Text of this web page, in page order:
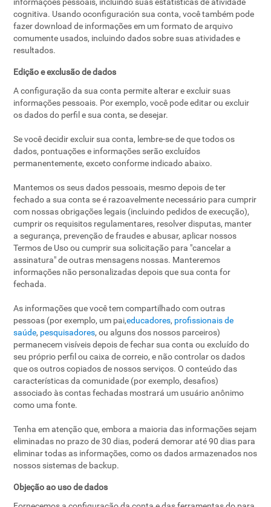
cognitiva. Usando oconfiguración sua conta, você também pode
fazer download de informações em um formato de arquivo
comumente usados, incluindo dados sobre suas atividades e
resultados.
Edição e exclusão de dados
A configuração da sua conta permite alterar e excluir suas
informações pessoais. Por exemplo, você pode editar ou excluir
os dados do perfil e sua conta, se desejar.
Se você decidir excluir sua conta, lembre-se de que todos os
dados, pontuações e informações serão excluídos
permanentemente, exceto conforme indicado abaixo.
Mantemos os seus dados pessoais, mesmo depois de ter
fechado a sua conta se é razoavelmente necessário para cumprir
com nossas obrigações legais (incluindo pedidos de execução),
cumprir os requisitos regulamentares, resolver disputas, manter
a segurança, prevenção de fraudes e abusar, aplicar nossos
Termos de Uso ou cumprir sua solicitação para "cancelar a
assinatura" de outras mensagens nossas. Manteremos
informações não personalizadas depois que sua conta for
fechada.
As informações que você tem compartilhado com outras
pessoas (por exemplo, um pai,educadores, profissionais de
saúde, pesquisadores, ou alguns dos nossos parceiros)
permanecem visíveis depois de fechar sua conta ou excluído do
seu próprio perfil ou caixa de correio, e não controlar os dados
que os outros copiados de nossos serviços. O conteúdo das
características da comunidade (por exemplo, desafios)
associado às contas fechadas mostrará um usuário anônimo
como uma fonte.
Tenha em atenção que, embora a maioria das informações sejam
eliminadas no prazo de 30 dias, poderá demorar até 90 dias para
eliminar todas as informações, como os dados armazenados nos
nossos sistemas de backup.
Objeção ao uso de dados